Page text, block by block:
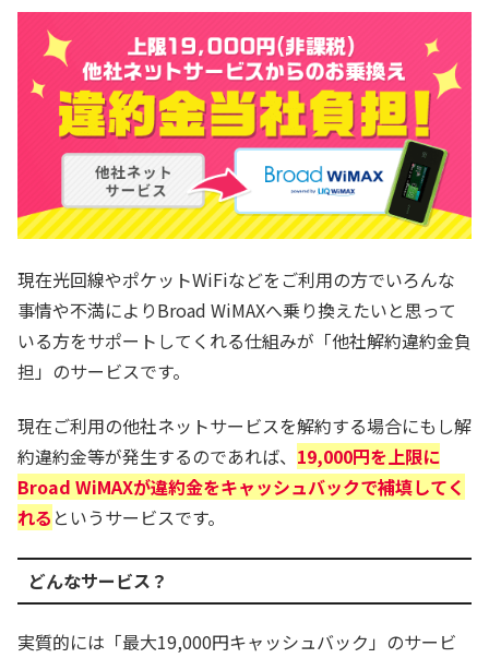
現在光回線やポケットWiFiなどをご利用の方でいろんな
事情や不満によりBroad WiMAXへ乗り換えたいと思って
いる方をサポートしてくれる仕組みが「他社解約違約金負
担」のサービスです。
現在ご利用の他社ネットサービスを解約する場合にもし解
約違約金等が発生するのであれば、 19,000円を上限に
Broad WiMAXが違約金をキャッシュバックで補填してく
れる というサービスです。
どんなサービス？
実質的には「最大19,000円キャッシュバック」のサービ